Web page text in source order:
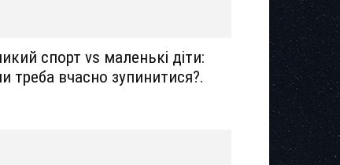
спорт vs маленькі діти:
треба вчасно зупинитися?.